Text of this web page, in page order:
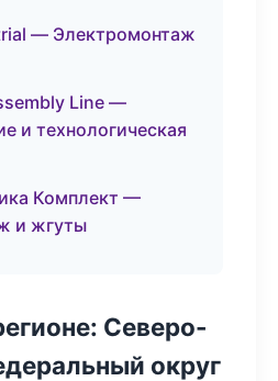
— Электромонтаж
Line —
и технологическая
Комплект —
и жгуты
Северо-
округ